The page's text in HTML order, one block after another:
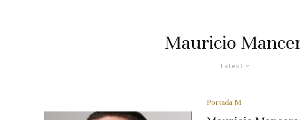
Mauricio
Latest
Portada M